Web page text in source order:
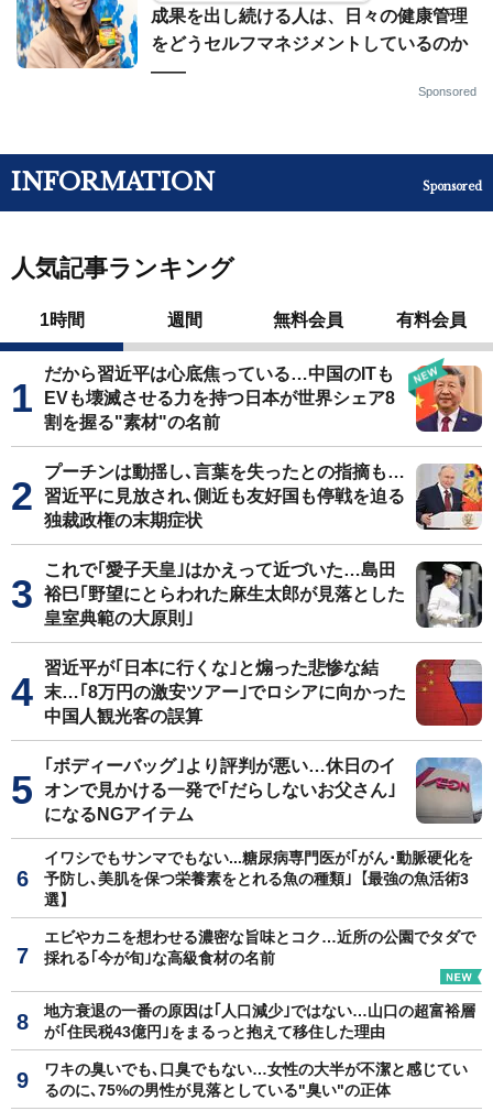
成果を出し続ける人は、日々の健康管理
をどうセルフマネジメントしているのか
——
Sponsored
INFORMATION Sponsored
人気記事ランキング
1時間 週間 無料会員 有料会員
だから習近平は心底焦っている…中国のITも
EVも壊滅させる力を持つ日本が世界シェア8
割を握る"素材"の名前
プーチンは動揺し､言葉を失ったとの指摘も…
習近平に見放され､側近も友好国も停戦を迫る
独裁政権の末期症状
これで｢愛子天皇｣はかえって近づいた…島田
裕巳｢野望にとらわれた麻生太郎が見落とした
皇室典範の大原則｣
習近平が｢日本に行くな｣と煽った悲惨な結
末…｢8万円の激安ツアー｣でロシアに向かった
中国人観光客の誤算
｢ボディーバッグ｣より評判が悪い…休日のイ
オンで見かける一発で｢だらしないお父さん｣
になるNGアイテム
イワシでもサンマでもない...糖尿病専門医が｢がん･動脈硬化を
予防し､美肌を保つ栄養素をとれる魚の種類｣【最強の魚活術3
選】
エビやカニを想わせる濃密な旨味とコク…近所の公園でタダで
採れる｢今が旬｣な高級食材の名前
地方衰退の一番の原因は｢人口減少｣ではない…山口の超富裕層
が｢住民税43億円｣をまるっと抱えて移住した理由
ワキの臭いでも､口臭でもない…女性の大半が不潔と感じてい
るのに､75%の男性が見落としている"臭い"の正体